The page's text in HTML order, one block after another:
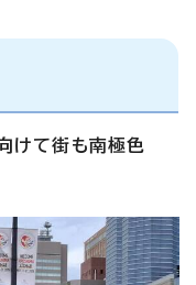
けて街も南極色